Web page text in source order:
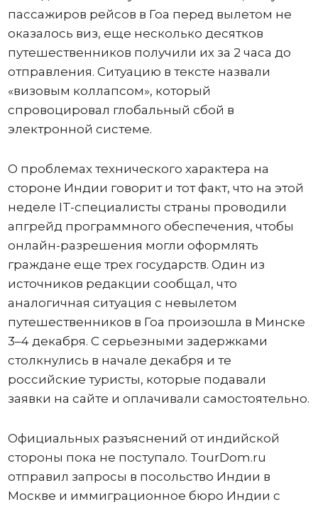
пассажиров рейсов в Гоа перед вылетом не
оказалось виз, еще несколько десятков
путешественников получили их за 2 часа до
отправления. Ситуацию в тексте назвали
«визовым коллапсом», который
спровоцировал глобальный сбой в
электронной системе.
О проблемах технического характера на
стороне Индии говорит и тот факт, что на этой
неделе IT-специалисты страны проводили
апгрейд программного обеспечения, чтобы
онлайн-разрешения могли оформлять
граждане еще трех государств. Один из
источников редакции сообщал, что
аналогичная ситуация с невылетом
путешественников в Гоа произошла в Минске
3–4 декабря. С серьезными задержками
столкнулись в начале декабря и те
российские туристы, которые подавали
заявки на сайте и оплачивали самостоятельно.
Официальных разъяснений от индийской
стороны пока не поступало. TourDom.ru
отправил запросы в посольство Индии в
Москве и иммиграционное бюро Индии с